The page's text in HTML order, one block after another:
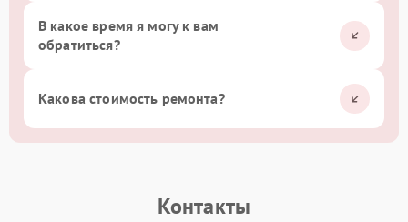
В какое время я могу к вам
обратиться?
Какова стоимость ремонта?
Контакты